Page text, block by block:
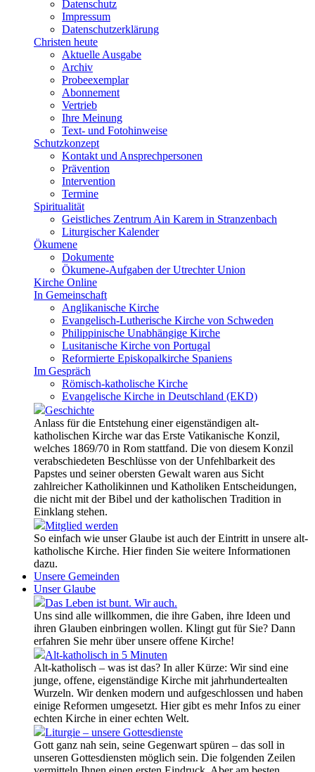
Datenschutz
Impressum
Datenschutzerklärung
Christen heute
Aktuelle Ausgabe
Archiv
Probeexemplar
Abonnement
Vertrieb
Ihre Meinung
Text- und Fotohinweise
Schutzkonzept
Kontakt und Ansprechpersonen
Prävention
Intervention
Termine
Spiritualität
Geistliches Zentrum Ain Karem in Stranzenbach
Liturgischer Kalender
Ökumene
Dokumente
Ökumene-Aufgaben der Utrechter Union
Kirche Online
In Gemeinschaft
Anglikanische Kirche
Evangelisch-Lutherische Kirche von Schweden
Philippinische Unabhängige Kirche
Lusitanische Kirche von Portugal
Reformierte Episkopalkirche Spaniens
Im Gespräch
Römisch-katholische Kirche
Evangelische Kirche in Deutschland (EKD)
Geschichte
Anlass für die Entstehung einer eigenständigen alt-
katholischen Kirche war das Erste Vatikanische Konzil,
welches 1869/70 in Rom stattfand. Die von diesem Konzil
verabschiedeten Beschlüsse von der Unfehlbarkeit des
Papstes und seiner obersten Gewalt waren aus Sicht
zahlreicher Katholikinnen und Katholiken Entscheidungen,
die nicht mit der Bibel und der katholischen Tradition in
Einklang stehen.
Mitglied werden
So einfach wie unser Glaube ist auch der Eintritt in unsere alt-
katholische Kirche. Hier finden Sie weitere Informationen
dazu.
Unsere Gemeinden
Unser Glaube
Das Leben ist bunt. Wir auch.
Uns sind alle willkommen, die ihre Gaben, ihre Ideen und
ihren Glauben einbringen wollen. Klingt gut für Sie? Dann
erfahren Sie mehr über unsere offene Kirche!
Alt-katholisch in 5 Minuten
Alt-katholisch – was ist das? In aller Kürze: Wir sind eine
junge, offene, eigenständige Kirche mit jahrhundertealten
Wurzeln. Wir denken modern und aufgeschlossen und haben
einige Reformen umgesetzt. Hier gibt es mehr Infos zu einer
echten Kirche in einer echten Welt.
Liturgie – unsere Gottesdienste
Gott ganz nah sein, seine Gegenwart spüren – das soll in
unseren Gottesdiensten möglich sein. Die folgenden Zeilen